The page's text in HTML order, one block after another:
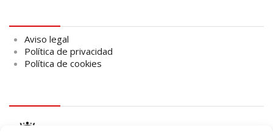
Aviso legal
Política de privacidad
Política de cookies